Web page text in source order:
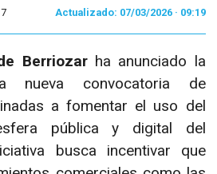
Actualizado: 07/03/2026 · 09:19
Berriozarha anunciado la
nueva convocatoria de
a fomentar el uso del
pública y digital del
busca incentivar que